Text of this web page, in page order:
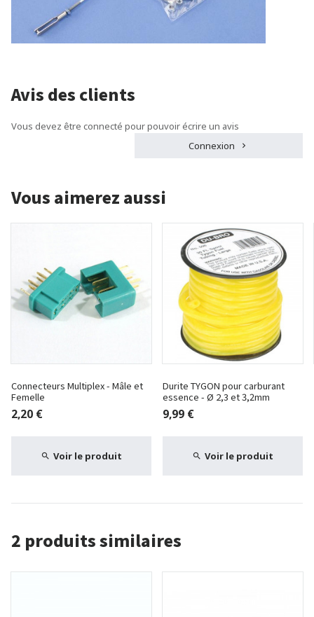
Avis des clients
Vous devez être connecté pour pouvoir écrire un avis
Connexion
Vous aimerez aussi
Connecteurs Multiplex - Mâle et
Femelle
2,20 €
Voir le produit
Durite TYGON pour carburant
essence - Ø 2,3 et 3,2mm
9,99 €
Voir le produit
2 produits similaires